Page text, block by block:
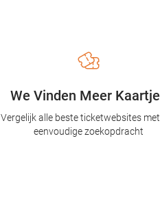
We Vinden Meer
Vergelijk alle beste ticketwebsites
eenvoudige zoekopdracht